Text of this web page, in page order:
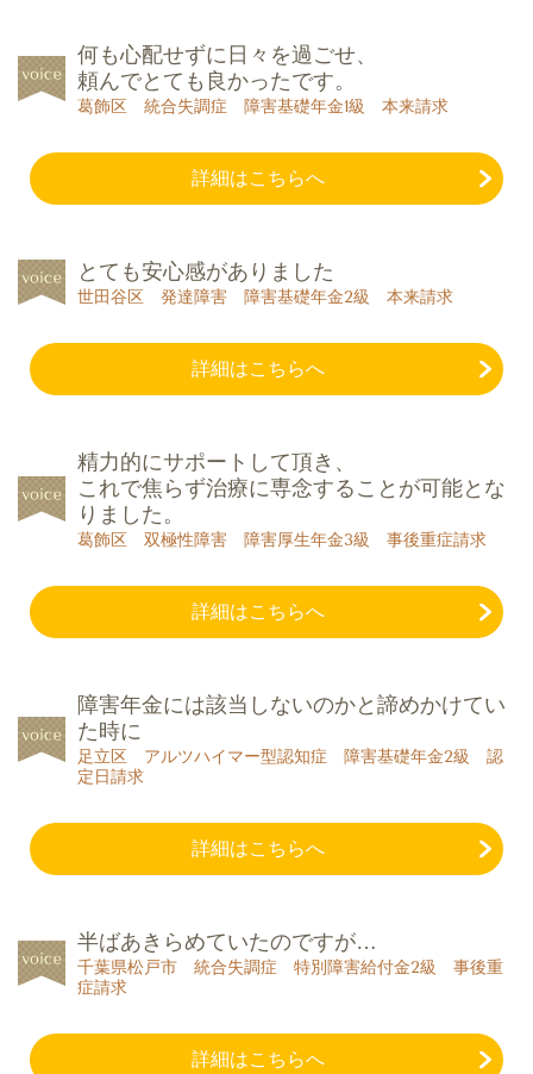
何も心配せずに日々を過ごせ、
頼んでとても良かったです。
葛飾区 統合失調症 障害基礎年金1級 本来請求
詳細はこちらへ
とても安心感がありました
世田谷区 発達障害 障害基礎年金2級 本来請求
詳細はこちらへ
精力的にサポートして頂き、
これで焦らず治療に専念することが可能とな
りました。
葛飾区 双極性障害 障害厚生年金3級 事後重症請求
詳細はこちらへ
障害年金には該当しないのかと諦めかけてい
た時に
足立区 アルツハイマー型認知症 障害基礎年金2級 認
定日請求
詳細はこちらへ
半ばあきらめていたのですが…
千葉県松戸市 統合失調症 特別障害給付金2級 事後重
症請求
詳細はこちらへ